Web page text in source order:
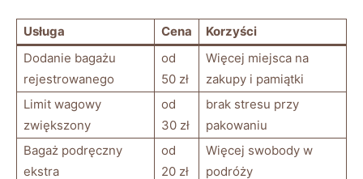
Usługa Cena
Korzyści
Dodanie bagażu
rejestrowanego
od
50 zł
Więcej miejsca na
zakupy i pamiątki
Limit wagowy
zwiększony
od
30 zł
brak stresu przy
pakowaniu
Bagaż podręczny
ekstra
od
20 zł
Więcej swobody w
podróży